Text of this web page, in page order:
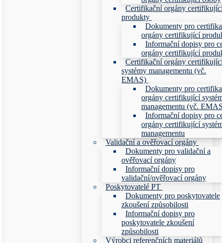
Certifikační orgány
produkty
Dokumenty pro
orgány certifikující
Informační dopisy pro
orgány certifikující
Certifikační orgány
systémy managementu (vč.
EMAS)
Dokumenty pro
orgány certifikující
managementu (vč.
Informační dopisy pro
orgány certifikující
managementu
Validační a ověřovací orgány
Dokumenty pro validační a
ověřovací orgány
Informační dopisy pro
validační/ověřovací orgány
Poskytovatelé PT
Dokumenty pro poskytovatele
zkoušení způsobilosti
Informační dopisy pro
poskytovatele zkoušení
způsobilosti
Výrobci referenčních materiálů